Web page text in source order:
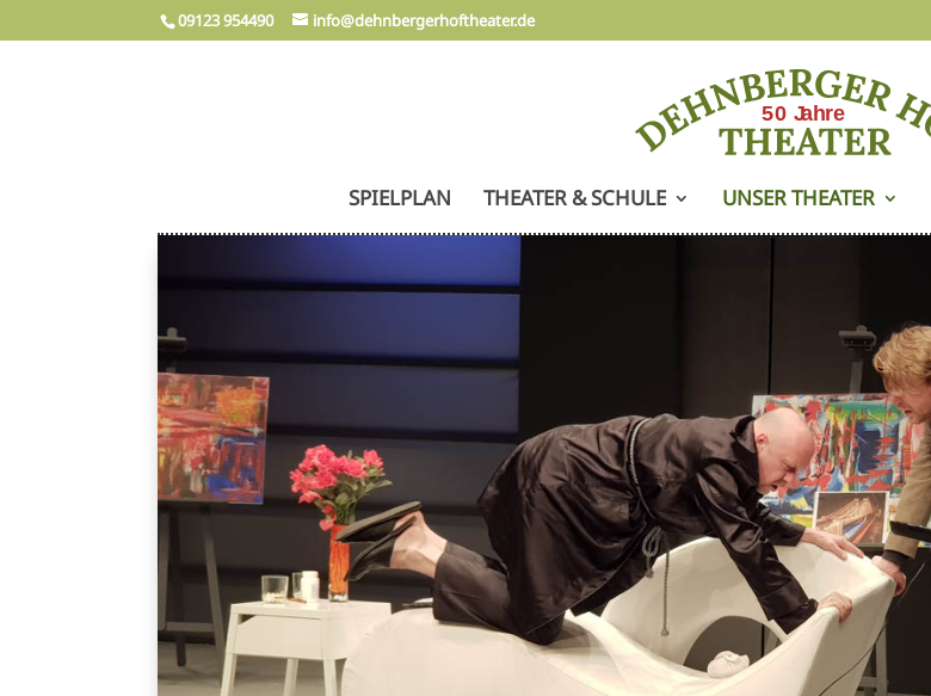
09123 954490 info@dehnbergerhoftheater.de
SPIELPLAN THEATER & SCHULE UNSER THEATER